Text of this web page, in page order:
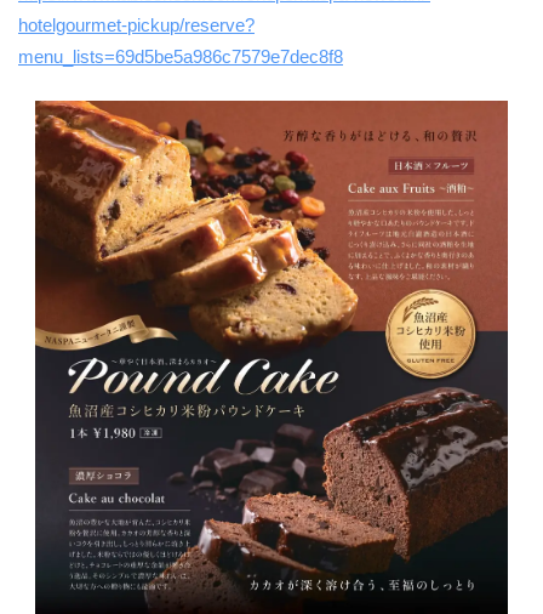
hotelgourmet-pickup/reserve?
menu_lists=69d5be5a986c7579e7dec8f8